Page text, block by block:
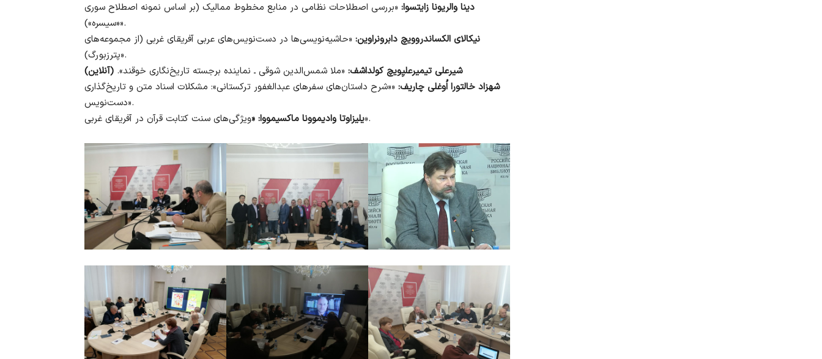
دینا والریونا زایتسوا: «بررسی اصطلاحات نظامی در منابع مخطوط ممالیک (بر اساس نمونه اصطلاح سوری
«سیسره»)».
نیکالای الکساندروویچ دابرونراوین: «حاشیه‌نویسی‌ها در دست‌نویس‌های عربی آفریقای غربی (از مجموعه‌های
پترزبورگ)».
شیرعلی تیمیرعلیِویچ کولداشف: «ملا شمس‌الدین شوقی ـ نماینده برجسته تاریخ‌نگاری خوقند». (آنلاین)
شهزاد خالتورا اُوغلی چاریف: ««شرح داستان‌های سفرهای عبدالغفور ترکستانی»: مشکلات اسناد متن و تاریخ‌گذاری
دست‌نویس».
یلیزاوتا وادیموونا ماکسیمووا: «ویژگی‌های سنت کتابت قرآن در آفریقای غربی».